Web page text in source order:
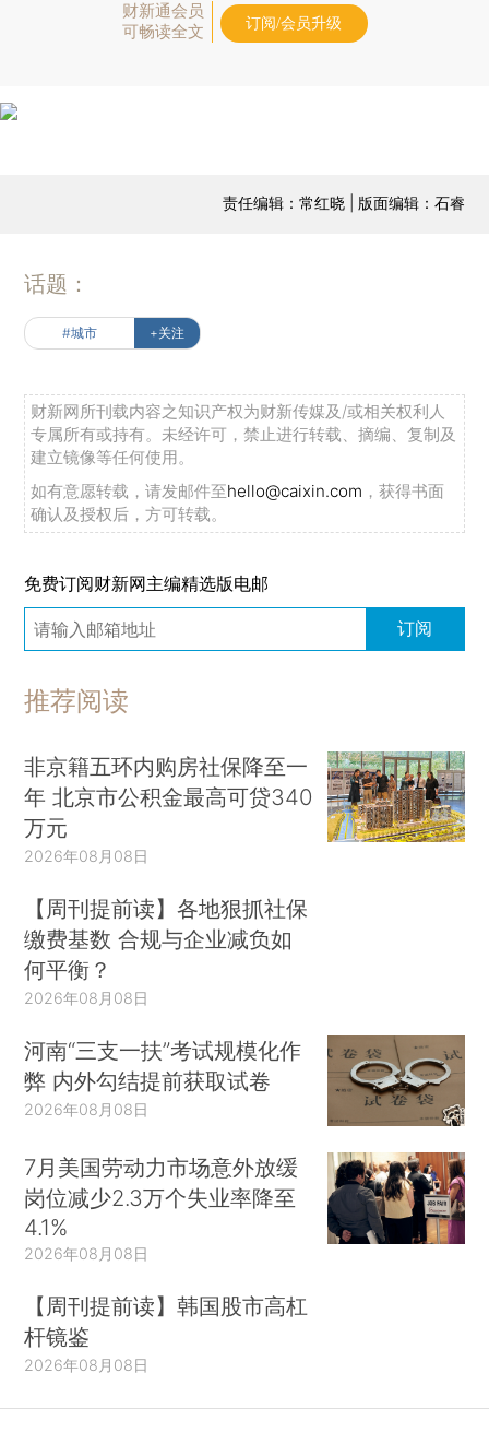
财新通会员
可畅读全文
订阅/会员升级
责任编辑：常红晓 | 版面编辑：石睿
话题：
#城市 +关注
财新网所刊载内容之知识产权为财新传媒及/或相关权利人
专属所有或持有。未经许可，禁止进行转载、摘编、复制及
建立镜像等任何使用。
如有意愿转载，请发邮件至hello@caixin.com ，获得书面
确认及授权后，方可转载。
免费订阅财新网主编精选版电邮
订阅
推荐阅读
非京籍五环内购房社保降至一
年 北京市公积金最高可贷340
万元
2026年08月08日
【周刊提前读】各地狠抓社保
缴费基数 合规与企业减负如
何平衡？
2026年08月08日
河南“三支一扶”考试规模化作
弊 内外勾结提前获取试卷
2026年08月08日
7月美国劳动力市场意外放缓
岗位减少2.3万个失业率降至
4.1%
2026年08月08日
【周刊提前读】韩国股市高杠
杆镜鉴
2026年08月08日